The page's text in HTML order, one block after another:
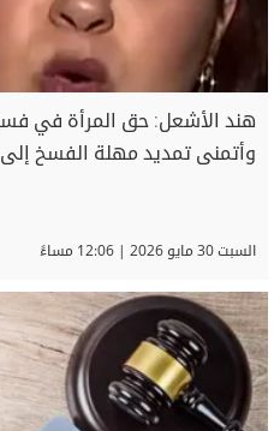
هند الأشعل: حق المرأة في
وأتمنى تمديد مهلة الفسخ
السبت 30 مايو 2026 | 12:06 مساءً